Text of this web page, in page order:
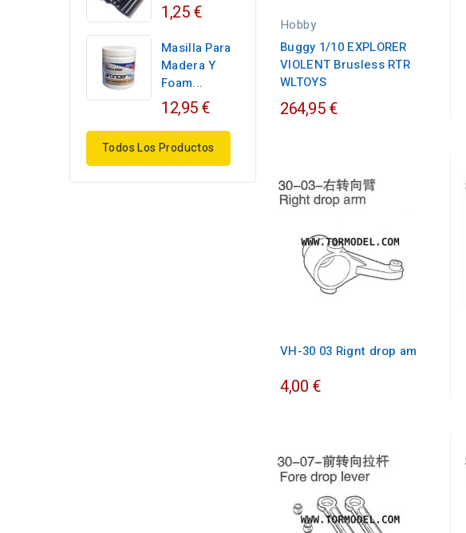
1,25 €
Masilla Para
Madera Y
Foam...
12,95 €
Todos Los Productos
Hobby
Buggy 1/10 EXPLORER
VIOLENT Brusless RTR
WLTOYS
264,95 €
VH-30 03 Rignt drop am
4,00 €